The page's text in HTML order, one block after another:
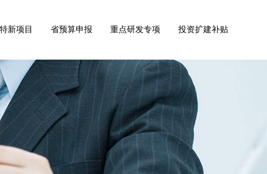
新项目 省预算申报 重点研发专项 投资扩建补贴